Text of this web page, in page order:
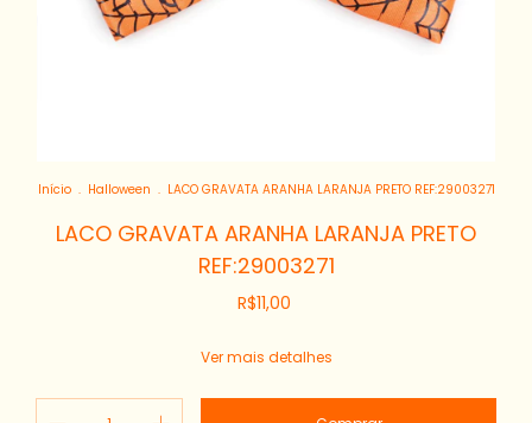
Início . Halloween . LACO GRAVATA ARANHA LARANJA PRETO REF:29003271
LACO GRAVATA ARANHA LARANJA PRETO
REF:29003271
R$11,00
Ver mais detalhes